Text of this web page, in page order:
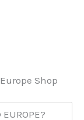
Shop